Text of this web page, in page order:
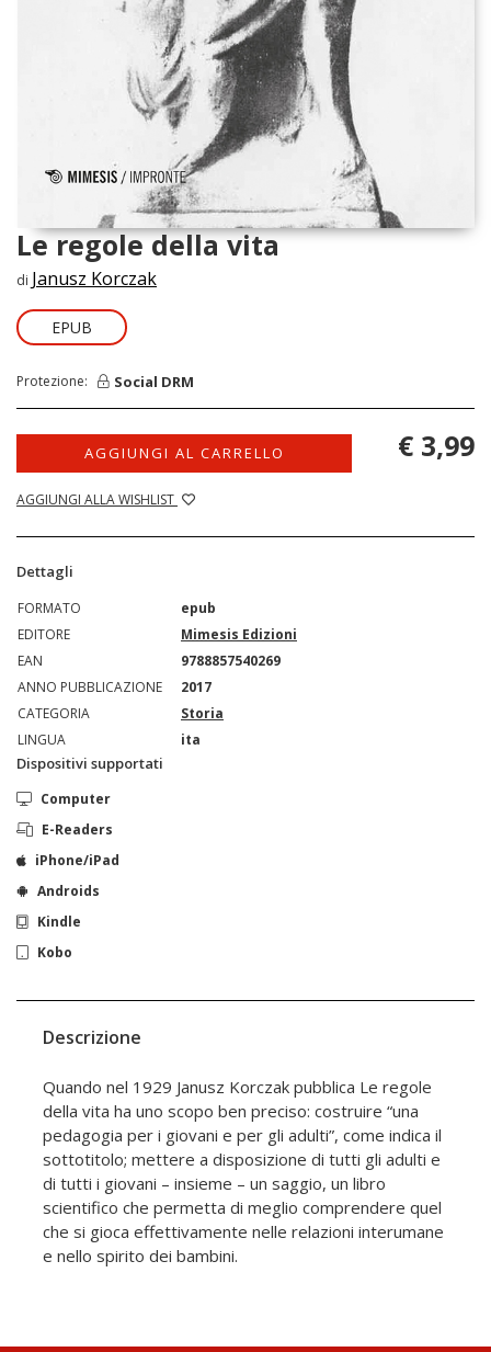
Le regole della vita
di Janusz Korczak
EPUB
Protezione: Social DRM
AGGIUNGI AL CARRELLO
AGGIUNGI ALLA WISHLIST
€ 3,99
Dettagli
FORMATO
epub
EDITORE
Mimesis Edizioni
EAN
9788857540269
ANNO PUBBLICAZIONE
2017
CATEGORIA
Storia
LINGUA
ita
Dispositivi supportati
Computer
E-Readers
iPhone/iPad
Androids
Kindle
Kobo
Descrizione
Quando nel 1929 Janusz Korczak pubblica Le regole
della vita ha uno scopo ben preciso: costruire “una
pedagogia per i giovani e per gli adulti”, come indica il
sottotitolo; mettere a disposizione di tutti gli adulti e
di tutti i giovani – insieme – un saggio, un libro
scientifico che permetta di meglio comprendere quel
che si gioca effettivamente nelle relazioni interumane
e nello spirito dei bambini.